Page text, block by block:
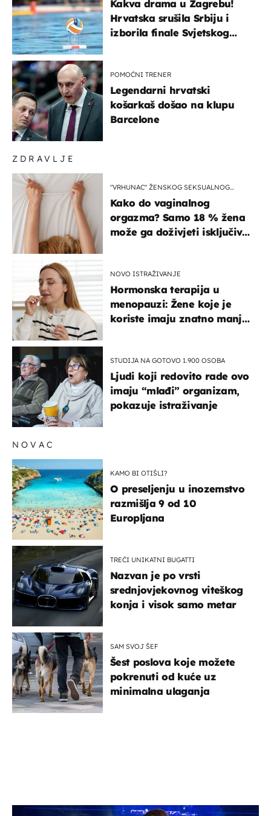
ZDRAVLJE
"VRHUNAC" ŽENSKOG SEKSUALNOG
Kako do vaginalnog
orgazma? Samo 18 % žena
može ga doživjeti isključivo
NOVO ISTRAŽIVANJE
Hormonska terapija u
menopauzi: Žene koje je
koriste imaju znatno manji
STUDIJA NA GOTOVO 1.900 OSOBA
Ljudi koji redovito rade ovo
imaju “mlađi” organizam,
pokazuje istraživanje
Kakva drama u Zagrebu!
Hrvatska srušila Srbiju i
izborila finale Svjetskog
POMOĆNI TRENER
Legendarni hrvatski
košarkaš došao na klupu
Barcelone
NOVAC
KAMO BI OTIŠLI?
O preseljenju u inozemstvo
razmišlja 9 od 10
Europljana
TREĆI UNIKATNI BUGATTI
Nazvan je po vrsti
srednjovjekovnog viteškog
konja i visok samo metar
SAM SVOJ ŠEF
Šest poslova koje možete
pokrenuti od kuće uz
minimalna ulaganja